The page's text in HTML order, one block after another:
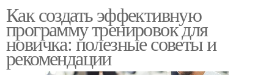
Как создать эффективную
программу тренировок для
новичка: полезные советы и
рекомендации